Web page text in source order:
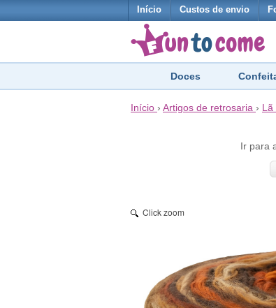
Início Custos de envio
Doces
Início › Artigos de retrosaria › Lã
Ir para
Click zoom